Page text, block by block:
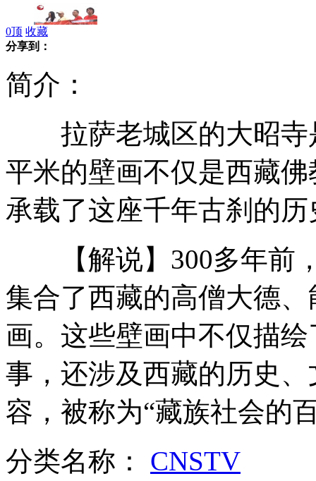
刘洋忆童年激动落泪 盼尽快生孩子
宝马司机疯狂连撞6人致4死2伤
神九航天员刘旺吹口琴感谢太太
河南40岁男子痴迷十字绣
山西运城恶犬咬伤多人 警民合力深夜将其击毙
0顶 收藏
分享到：
简介：
拉萨老城区的大昭寺
平米的壁画不仅是西藏
承载了这座千年古刹的
【解说】300多年前，
集合了西藏的高僧大德
画。这些壁画中不仅描
事，还涉及西藏的历史
容，被称为“藏族社会的
分类名称： CNSTV